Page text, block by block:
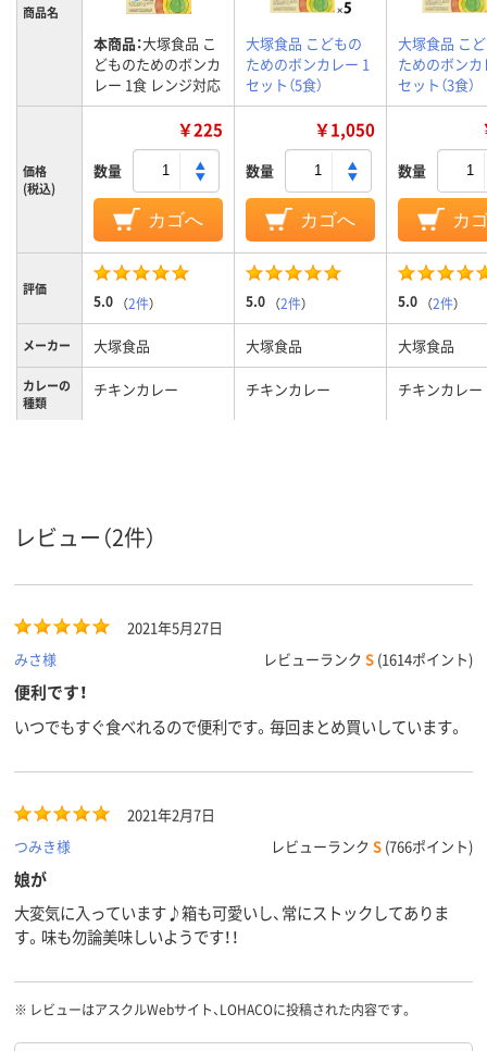
商品名
本商品：大塚食品 こ
どものためのボンカ
レー 1食 レンジ対応
大塚食品 こどもの
ためのボンカレー 1
セット（5食）
大塚食品 こ
ためのボンカ
セット（3食）
価格
(税込)
￥225
数量
カゴへ
￥1,050
数量
カゴへ
数量
カ
評価
5.0 （2件） 5.0 （2件） 5.0 （2件）
メーカー 大塚食品 大塚食品 大塚食品
カレーの
種類
チキンカレー チキンカレー チキンカレー
レビュー（2件）
2021年5月27日
みさ様
レビューランク S (1614ポイント)
便利です！
いつでもすぐ食べれるので便利です。毎回まとめ買いしています。
2021年2月7日
つみき様
レビューランク S (766ポイント)
娘が
大変気に入っています♪箱も可愛いし、常にストックしてありま
す。味も勿論美味しいようです！！
※ レビューはアスクルWebサイト、LOHACOに投稿された内容です。